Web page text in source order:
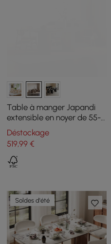
Table à manger Japandi
extensible en noyer de 55-
87 pouces, 4 à 8 places
Déstockage
519,99 €
Soldes d'été